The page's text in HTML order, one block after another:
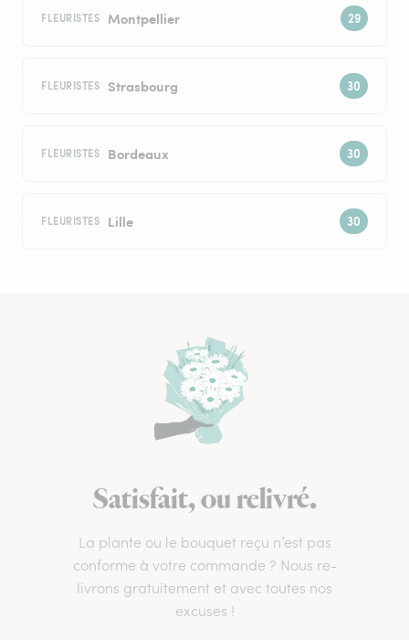
FLEURISTES Montpellier
FLEURISTES Strasbourg
FLEURISTES Bordeaux
FLEURISTES Lille
Satisfait, ou relivré.
La plante ou le bouquet reçu n’est pas
conforme à votre commande ? Nous re-
livrons gratuitement et avec toutes nos
excuses !